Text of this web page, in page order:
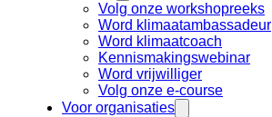
Volg onze workshopreeks
Word klimaatambassadeur
Word klimaatcoach
Kennismakingswebinar
Word vrijwilliger
Volg onze e-course
Voor organisaties